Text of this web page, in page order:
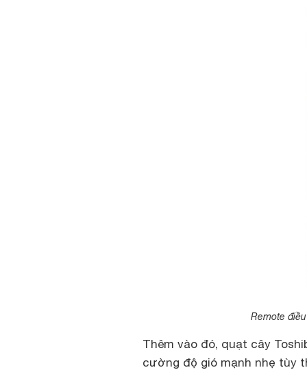
Remote
Thêm vào đó, quạt cây
cường độ gió mạnh nhẹ tùy